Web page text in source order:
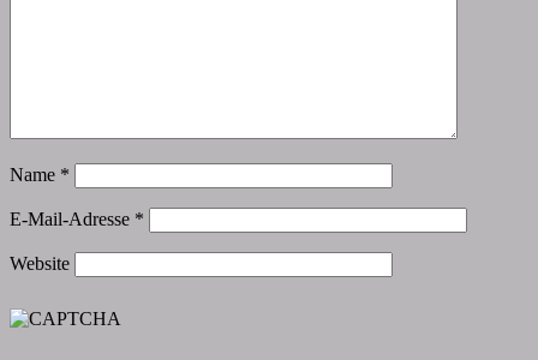
Name *
E-Mail-Adresse *
Website